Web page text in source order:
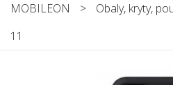
MOBILEON > Obaly, kryty,
11